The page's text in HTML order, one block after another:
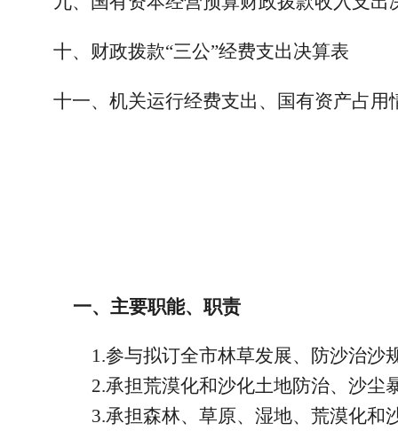
十、财政拨款“三公”经费支出决算表
十一、机关运行经费支出、国有资产占
一、主要职能、职责
1.参与拟订全市林草发展、防沙治
2.承担荒漠化和沙化土地防治、沙尘
3.承担森林、草原、湿地、荒漠化和